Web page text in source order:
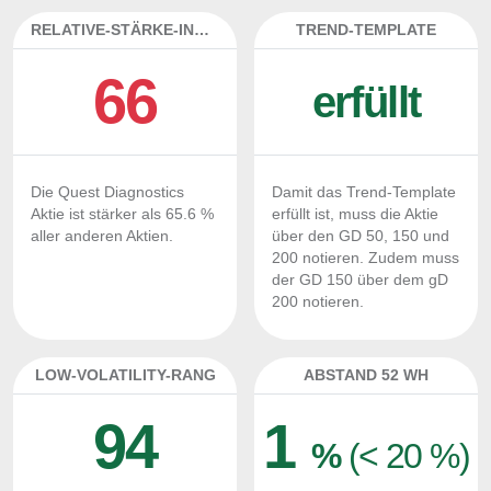
RELATIVE-STÄRKE-INDEX
66
Die Quest Diagnostics
Aktie ist stärker als 65.6 %
aller anderen Aktien.
TREND-TEMPLATE
erfüllt
Damit das Trend-Template
erfüllt ist, muss die Aktie
über den GD 50, 150 und
200 notieren. Zudem muss
der GD 150 über dem gD
200 notieren.
LOW-VOLATILITY-RANG
94
ABSTAND 52 WH
1 % (< 20 %)